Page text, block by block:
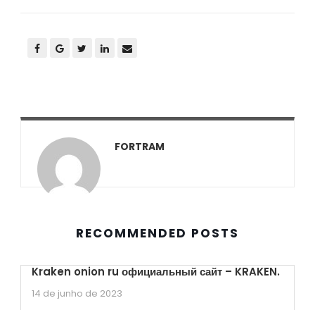
FORTRAM
RECOMMENDED POSTS
Kraken onion ru официальный сайт – KRAKEN.
14 de junho de 2023